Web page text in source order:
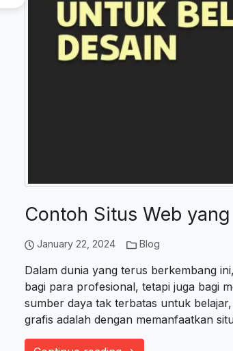
Contoh Situs Web
January 22, 2024 Blog
Dalam dunia yang terus berkembang
bagi para profesional, tetapi juga bagi
sumber daya tak terbatas untuk
grafis adalah dengan memanfaatkan